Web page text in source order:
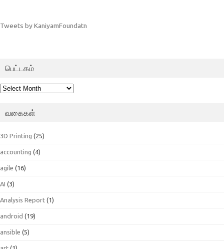
Tweets by KaniyamFoundatn
பெட்டகம்
பெட்டகம்
வகைகள்
3D Printing (25)
accounting (4)
agile (16)
AI (3)
Analysis Report (1)
android (19)
ansible (5)